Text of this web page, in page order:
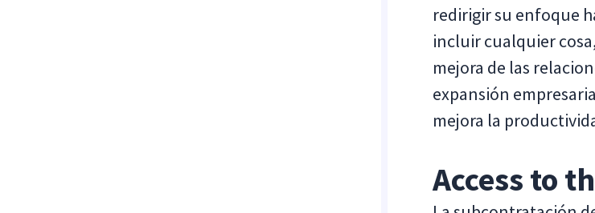
redirigir su enfoque
incluir cualquier
mejora de las
expansión
mejora la
Access to